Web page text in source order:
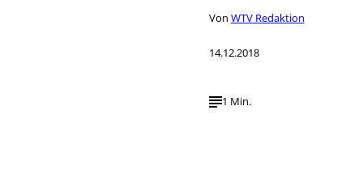
Von WTV Redaktion
14.12.2018
1 Min.